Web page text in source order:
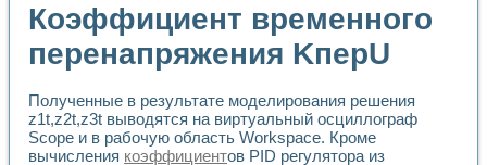
Применение NI VISION для геометрического анализа в
Система температурной стабилизации
Управление движением с помощью программно -
Система управления асинхронным тиристорным
Лазерный профилометр
Применение средств NATIONAL INSTRUMENTS для
Разработка автоматизированного стенда для
Коэффициент временного
перенапряжения KперU
Полученные в результате моделирования решения
z1t,z2t,z3t выводятся на виртуальный осциллограф
Scope и в рабочую область Workspace. Кроме
вычисления коэффициентов PID регулятора из